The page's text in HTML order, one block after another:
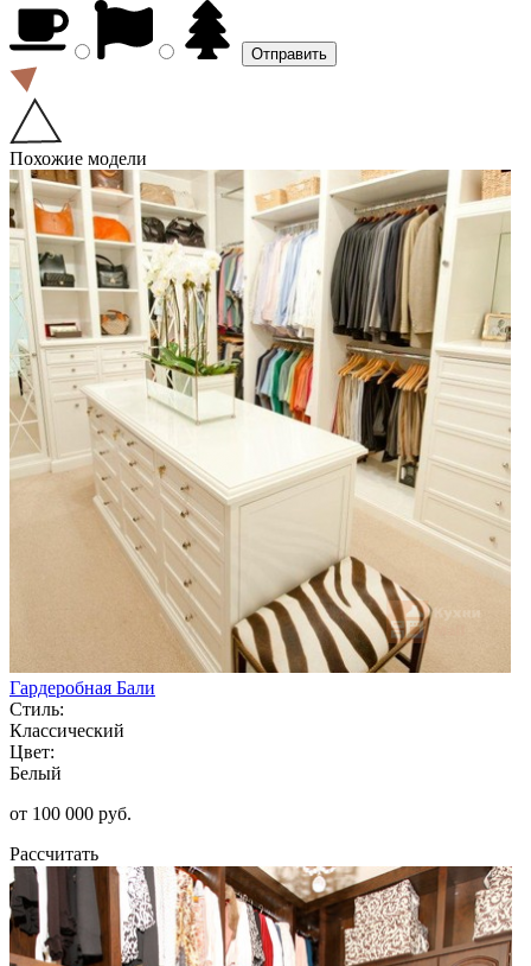
Похожие модели
Гардеробная Бали
Стиль:
Классический
Цвет:
Белый
от 100 000 руб.
Рассчитать